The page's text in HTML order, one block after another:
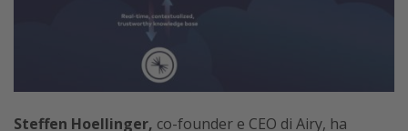
Steffen Hoellinger, co-founder e CEO di Airy, ha